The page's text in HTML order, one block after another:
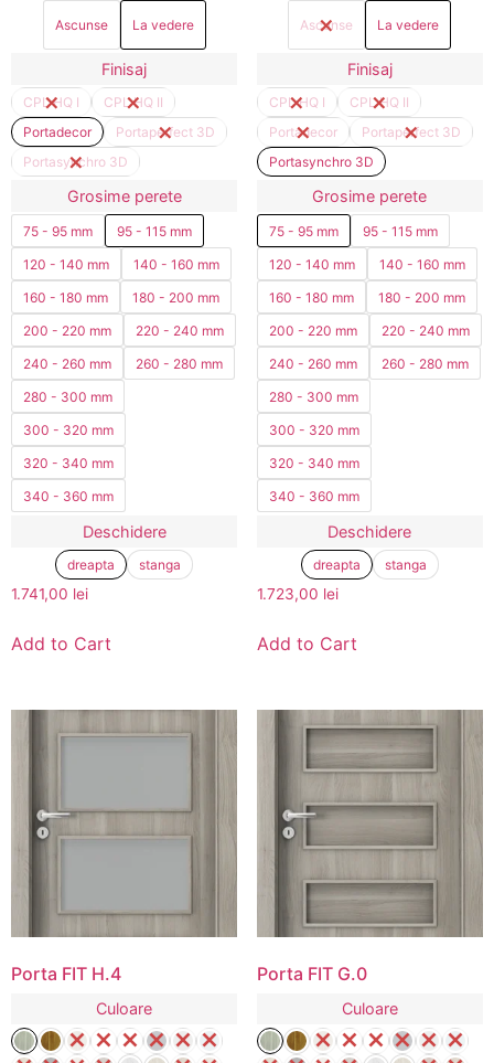
Ascunse La vedere
Finisaj
CPL HQ I
CPL HQ II
Portadecor
Portaperfect 3D
Portasynchro 3D
Grosime perete
75 - 95 mm
95 - 115 mm
120 - 140 mm
140 - 160 mm
160 - 180 mm
180 - 200 mm
200 - 220 mm
220 - 240 mm
240 - 260 mm
260 - 280 mm
280 - 300 mm
300 - 320 mm
320 - 340 mm
340 - 360 mm
Deschidere
dreapta stanga
1.741,00 lei
Add to Cart
Ascunse La vedere
Finisaj
CPL HQ I
CPL HQ II
Portadecor
Portaperfect 3D
Portasynchro 3D
Grosime perete
75 - 95 mm
95 - 115 mm
120 - 140 mm
140 - 160 mm
160 - 180 mm
180 - 200 mm
200 - 220 mm
220 - 240 mm
240 - 260 mm
260 - 280 mm
280 - 300 mm
300 - 320 mm
320 - 340 mm
340 - 360 mm
Deschidere
dreapta stanga
1.723,00 lei
Add to Cart
Porta FIT H.4
Culoare
Porta FIT G.0
Culoare